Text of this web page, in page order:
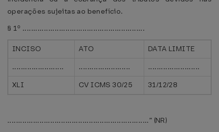
operações sujeitas ao benefício.
§ 1º .........................................................
INCISO ATO
DATA LIMITE
........................
........................
........................
XLI
CV ICMS 30/25 31/12/28
..................................................................” (NR)